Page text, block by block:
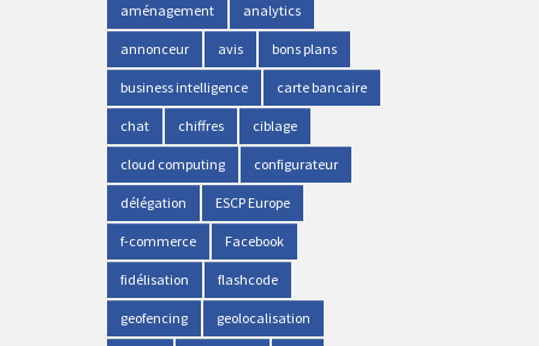
aménagement analytics
annonceur avis bons plans
business intelligence carte bancaire
chat chiffres ciblage
cloud computing configurateur
délégation ESCP Europe
f-commerce Facebook
fidélisation flashcode
geofencing geolocalisation